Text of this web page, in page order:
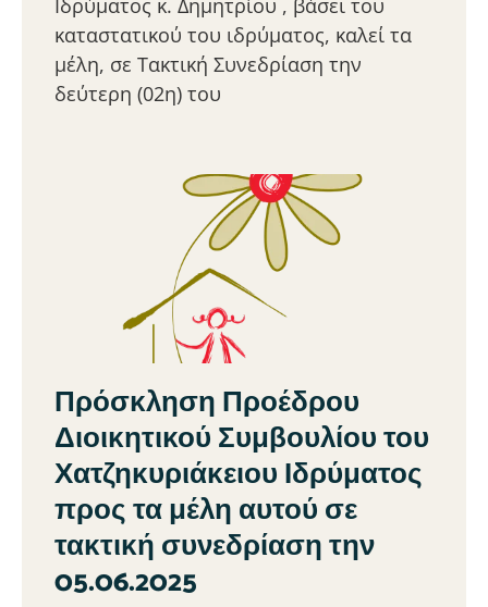
Ιδρύματος κ. Δημητρίου , βάσει του
καταστατικού του ιδρύματος, καλεί τα
μέλη, σε Τακτική Συνεδρίαση την
δεύτερη (02η) του
Πρόσκληση Προέδρου
Διοικητικού Συμβουλίου του
Χατζηκυριάκειου Ιδρύματος
προς τα μέλη αυτού σε
τακτική συνεδρίαση την
05.06.2025